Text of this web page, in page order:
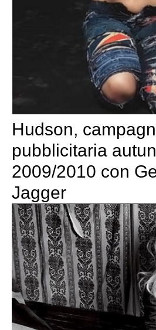
Hudson,
pubblicitaria
2009/2010 con
Jagger